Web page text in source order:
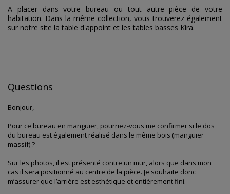
A placer dans votre bureau ou tout autre pièce de votre
habitation. Dans la même collection, vous trouverez également
sur notre site la table d'appoint et les tables basses Kira.
Questions
Bonjour,
Pour ce bureau en manguier, pourriez-vous me confirmer si le dos
du bureau est également réalisé dans le même bois (manguier
massif) ?
Sur les photos, il est présenté contre un mur, alors que dans mon
cas il sera positionné au centre de la pièce. Je souhaite donc
m’assurer que l’arrière est esthétique et entièrement fini.